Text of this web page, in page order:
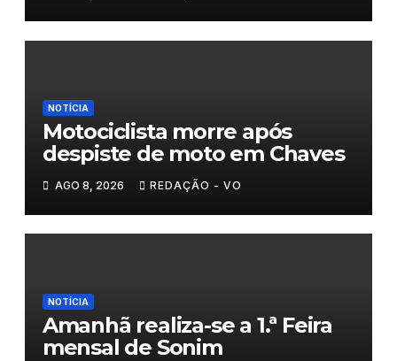
NOTÍCIA
Motociclista morre após
despiste de moto em Chaves
AGO 8, 2026 REDAÇÃO - VO
NOTÍCIA
Amanhã realiza-se a 1.ª Feira
mensal de Sonim